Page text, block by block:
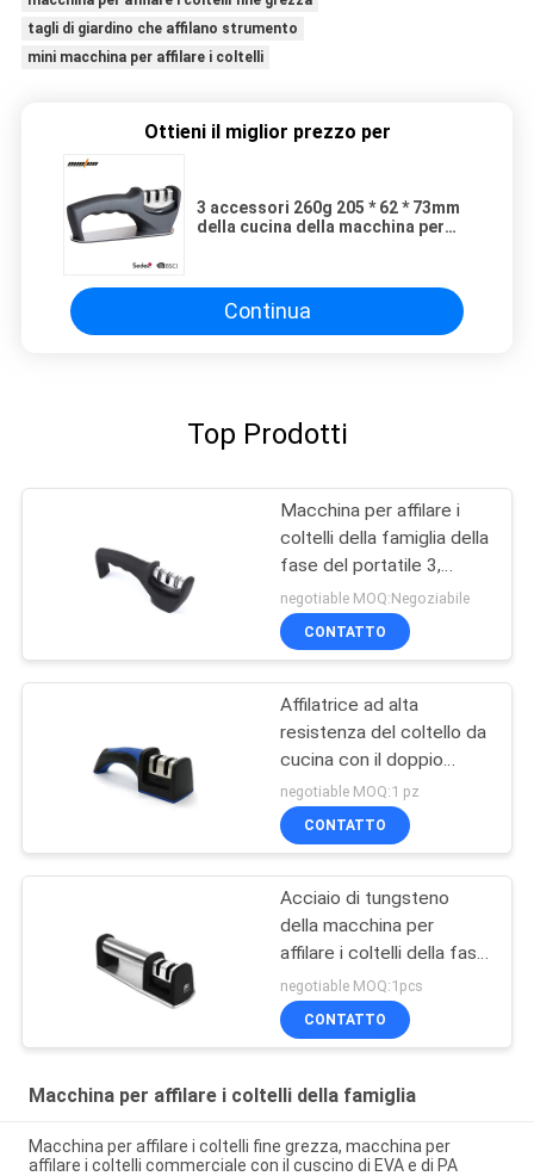
tagli di giardino che affilano strumento
mini macchina per affilare i coltelli
Ottieni il miglior prezzo per
3 accessori 260g 205 * 62 * 73mm
della cucina della macchina per
Continua
Top Prodotti
Macchina per affilare i
coltelli della famiglia della
fase del portatile 3,
affilatrice tenuta in mano
del carburo di tungsteno
negotiable MOQ:Negoziabile
CONTATTO
Affilatrice ad alta
resistenza del coltello da
cucina con il doppio
sistema premio
regolabile
negotiable MOQ:1 pz
CONTATTO
Acciaio di tungsteno
della macchina per
affilare i coltelli della fase
del manuale 2 e Cermaic
che affilano Rohi
negotiable MOQ:1pcs
CONTATTO
Macchina per affilare i coltelli della famiglia
Macchina per affilare i coltelli fine grezza, macchina per
affilare i coltelli commerciale con il cuscino di EVA e di PA